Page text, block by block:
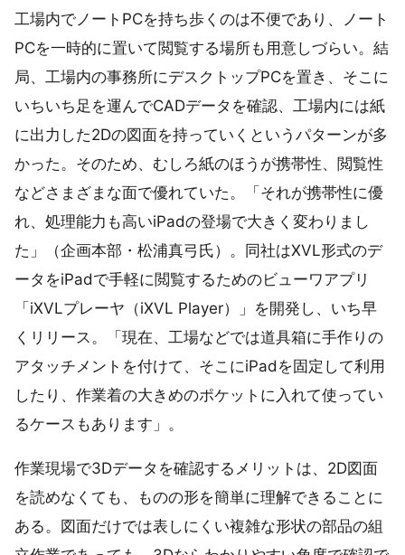
工場内でノートPCを持ち歩くのは不便であり、ノート
PCを一時的に置いて閲覧する場所も用意しづらい。結
局、工場内の事務所にデスクトップPCを置き、そこに
いちいち足を運んでCADデータを確認、工場内には紙
に出力した2Dの図面を持っていくというパターンが多
かった。そのため、むしろ紙のほうが携帯性、閲覧性
などさまざまな面で優れていた。「それが携帯性に優
れ、処理能力も高いiPadの登場で大きく変わりまし
た」（企画本部・松浦真弓氏）。同社はXVL形式のデ
ータをiPadで手軽に閲覧するためのビューワアプリ
「iXVLプレーヤ（iXVL Player）」を開発し、いち早
くリリース。「現在、工場などでは道具箱に手作りの
アタッチメントを付けて、そこにiPadを固定して利用
したり、作業着の大きめのポケットに入れて使ってい
るケースもあります」。
作業現場で3Dデータを確認するメリットは、2D図面
を読めなくても、ものの形を簡単に理解できることに
ある。図面だけでは表しにくい複雑な形状の部品の組